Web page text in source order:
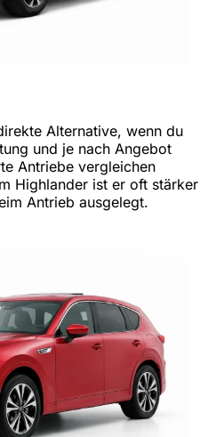
Alternative, wenn du
und je nach Angebot
Antriebe vergleichen
Highlander ist er oft stärker
Antrieb ausgelegt.